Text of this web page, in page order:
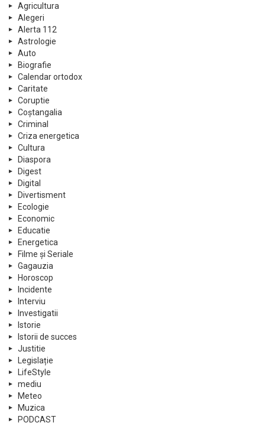
Agricultura
Alegeri
Alerta 112
Astrologie
Auto
Biografie
Calendar ortodox
Caritate
Coruptie
Coștangalia
Criminal
Criza energetica
Cultura
Diaspora
Digest
Digital
Divertisment
Ecologie
Economic
Educatie
Energetica
Filme și Seriale
Gagauzia
Horoscop
Incidente
Interviu
Investigatii
Istorie
Istorii de succes
Justitie
Legislație
LifeStyle
mediu
Meteo
Muzica
PODCAST